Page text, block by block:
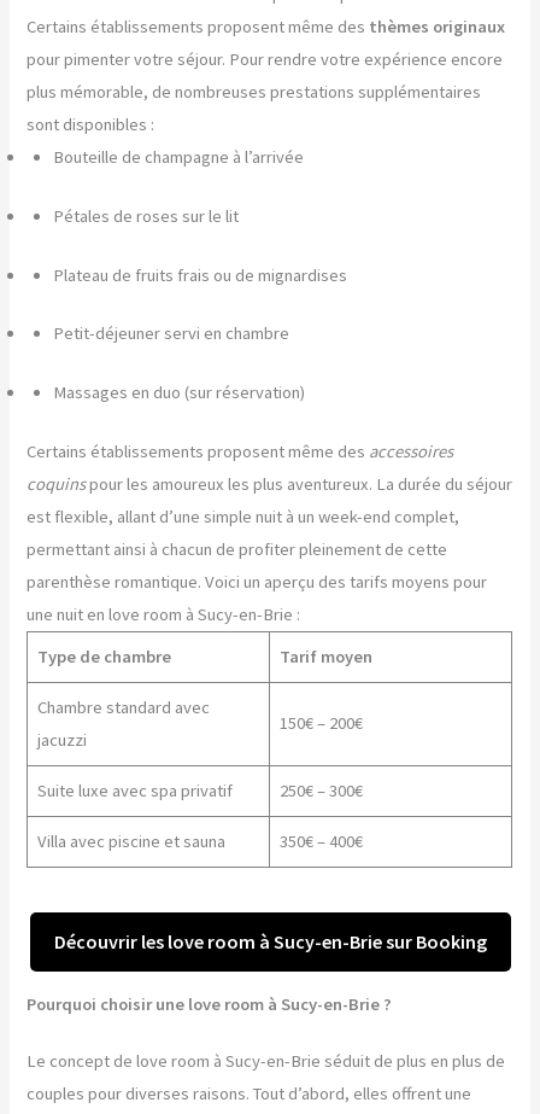
Certains établissements proposent même des thèmes originaux
pour pimenter votre séjour. Pour rendre votre expérience encore
plus mémorable, de nombreuses prestations supplémentaires
sont disponibles :
Bouteille de champagne à l’arrivée
Pétales de roses sur le lit
Plateau de fruits frais ou de mignardises
Petit-déjeuner servi en chambre
Massages en duo (sur réservation)
Certains établissements proposent même des accessoires
coquinspour les amoureux les plus aventureux. La durée du séjour
est flexible, allant d’une simple nuit à un week-end complet,
permettant ainsi à chacun de profiter pleinement de cette
parenthèse romantique. Voici un aperçu des tarifs moyens pour
une nuit en love room à Sucy-en-Brie :
Type de chambre
Tarif moyen
Chambre standard avec
jacuzzi
150€ – 200€
Suite luxe avec spa privatif 250€ – 300€
Villa avec piscine et sauna 350€ – 400€
Découvrir les love room à Sucy-en-Brie sur Booking
Pourquoi choisir une love room à Sucy-en-Brie ?
Le concept de love room à Sucy-en-Brie séduit de plus en plus de
couples pour diverses raisons. Tout d’abord, elles offrent une